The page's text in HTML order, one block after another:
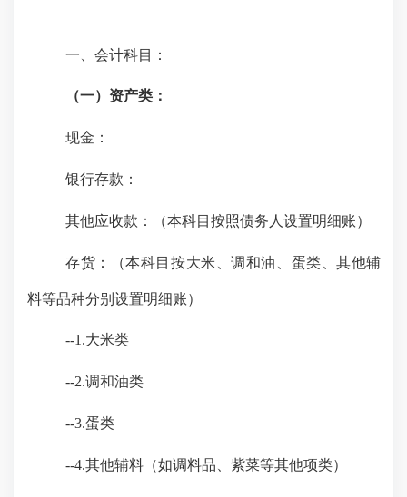
一、会计科目：
（一）资产类：
现金：
银行存款：
其他应收款：（本科目按照债务人设置明细账）
存货：（本科目按大米、调和油、蛋类、其他辅
料等品种分别设置明细账）
--1.大米类
--2.调和油类
--3.蛋类
--4.其他辅料（如调料品、紫菜等其他项类）